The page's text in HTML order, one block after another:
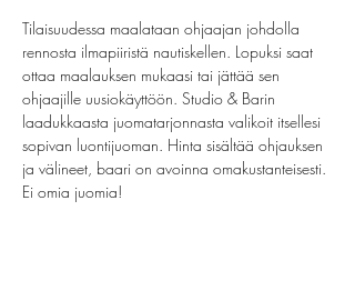
Tilaisuudessa maalataan ohjaajan johdolla
rennosta ilmapiiristä nautiskellen. Lopuksi saat
ottaa maalauksen mukaasi tai jättää sen
ohjaajille uusiokäyttöön. Studio & Barin
laadukkaasta juomatarjonnasta valikoit itsellesi
sopivan luontijuoman. Hinta sisältää ohjauksen
ja välineet, baari on avoinna omakustanteisesti.
Ei omia juomia!